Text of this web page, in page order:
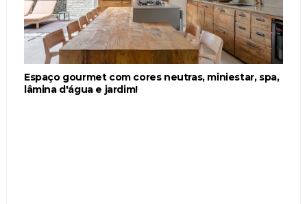
Espaço gourmet com cores neutras, miniestar, spa,
lâmina d'água e jardim!